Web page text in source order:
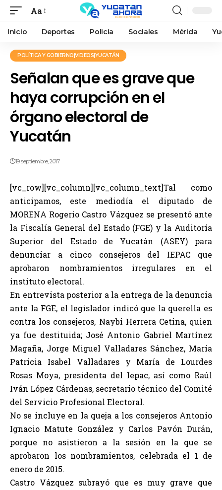
Aa
Inicio Deportes Policía Sociales Mérida
POLÍTICA Y GOBIERNO|VIDEOS|YUCATÁN
Señalan que es grave que
haya corrupción en el
órgano electoral de
Yucatán
19 septiembre, 2017
[vc_row][vc_column][vc_column_text]Tal como
anticipamos, este mediodía el diputado de
MORENA Rogerio Castro Vázquez se presentó ante
la Fiscalía General del Estado (FGE) y la Auditoría
Superior del Estado de Yucatán (ASEY) para
denunciar a cinco consejeros del IEPAC que
aprobaron nombramientos irregulares en el
instituto electoral.
En entrevista posterior a la entrega de la denuncia
ante la FGE, el legislador indicó que la querella es
contra los consejeros, Naybi Herrera Cetina, quien
ya fue destituida; José Antonio Gabriel Martínez
Magaña, Jorge Miguel Valladares Sánchez, María
Patricia Isabel Valladares y María de Lourdes
Rosas Moya, presidenta del Iepac, así como Raúl
Iván López Cárdenas, secretario técnico del Comité
del Servicio Profesional Electoral.
No se incluye en la queja a los consejeros Antonio
Ignacio Matute González y Carlos Pavón Durán,
porque no asistieron a la sesión en la que se
aprobaron los nombramientos, celebrada el 1 de
enero de 2015.
Castro Vázquez subrayó que es muy grave que